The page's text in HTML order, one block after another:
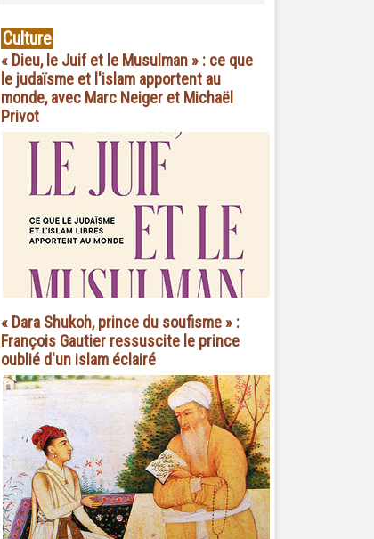
Culture
« Dieu, le Juif et le Musulman » : ce que
le judaïsme et l'islam apportent au
monde, avec Marc Neiger et Michaël
Privot
« Dara Shukoh, prince du soufisme » :
François Gautier ressuscite le prince
oublié d'un islam éclairé